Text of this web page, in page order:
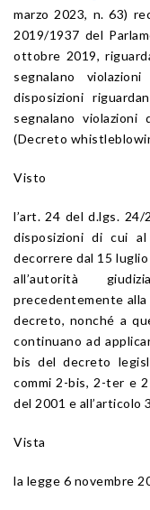
marzo 2023, n. 63)
2019/1937 del
ottobre 2019,
segnalano
disposizioni
segnalano violazioni
(Decreto
Visto
l’art. 24 del d.lgs. 24/
disposizioni di cui
decorrere dal 15
all’autorità
precedentemente
decreto, nonché a
continuano ad
bis del decreto
commi 2-bis, 2-ter e
del 2001 e all’articolo
Vista
la legge 6 novembre